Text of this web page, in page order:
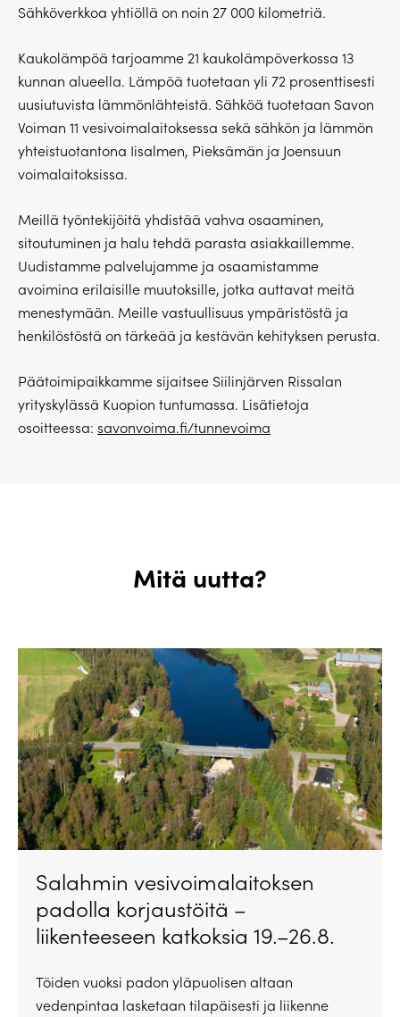
Sähköverkkoa yhtiöllä on noin 27 000 kilometriä.
Kaukolämpöä tarjoamme 21 kaukolämpöverkossa 13
kunnan alueella. Lämpöä tuotetaan yli 72 prosenttisesti
uusiutuvista lämmönlähteistä. Sähköä tuotetaan Savon
Voiman 11 vesivoimalaitoksessa sekä sähkön ja lämmön
yhteistuotantona Iisalmen, Pieksämän ja Joensuun
voimalaitoksissa.
Meillä työntekijöitä yhdistää vahva osaaminen,
sitoutuminen ja halu tehdä parasta asiakkaillemme.
Uudistamme palvelujamme ja osaamistamme
avoimina erilaisille muutoksille, jotka auttavat meitä
menestymään. Meille vastuullisuus ympäristöstä ja
henkilöstöstä on tärkeää ja kestävän kehityksen perusta.
Päätoimipaikkamme sijaitsee Siilinjärven Rissalan
yrityskylässä Kuopion tuntumassa. Lisätietoja
osoitteessa: savonvoima.fi/tunnevoima
Mitä uutta?
Salahmin vesivoimalaitoksen
padolla korjaustöitä –
liikenteeseen katkoksia 19.–26.8.
Töiden vuoksi padon yläpuolisen altaan
vedenpintaa lasketaan tilapäisesti ja liikenne